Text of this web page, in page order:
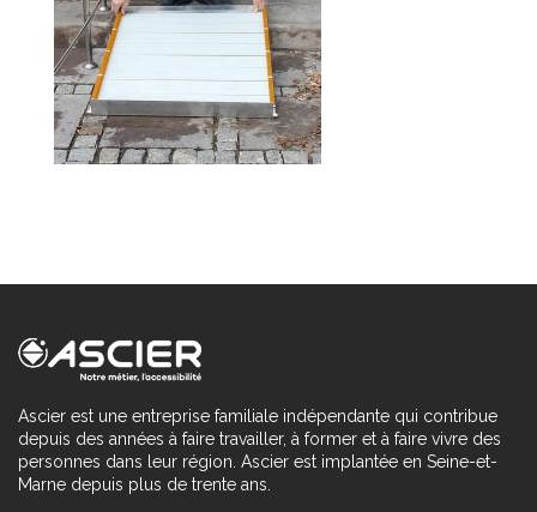
Ascier est une entreprise familiale indépendante qui contribue
depuis des années à faire travailler, à former et à faire vivre des
personnes dans leur région. Ascier est implantée en Seine-et-
Marne depuis plus de trente ans.